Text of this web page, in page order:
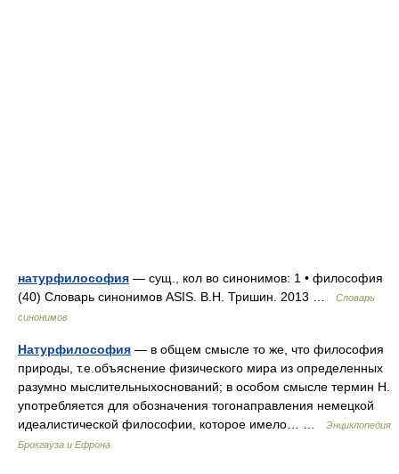
натурфилософия — сущ., кол во синонимов: 1 • философия
(40) Словарь синонимов ASIS. В.Н. Тришин. 2013 …
Словарь
синонимов
Натурфилософия — в общем смысле то же, что философия
природы, т.е.объяснение физического мира из определенных
разумно мыслительныхоснований; в особом смысле термин Н.
употребляется для обозначения тогонаправления немецкой
идеалистической философии, которое имело… …
Энциклопедия
Брокгауза и Ефрона